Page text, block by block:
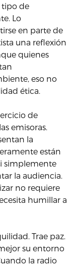
tipo de
Lo
en parte de
una reflexión
quienes
eso no
ética.
de
emisoras.
la
están
simplemente
la audiencia.
no requiere
humillar a
Trae paz.
su entorno
la radio